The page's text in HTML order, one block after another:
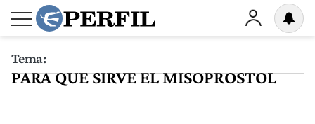
Tema:
PARA QUE SIRVE EL MISOPROSTOL